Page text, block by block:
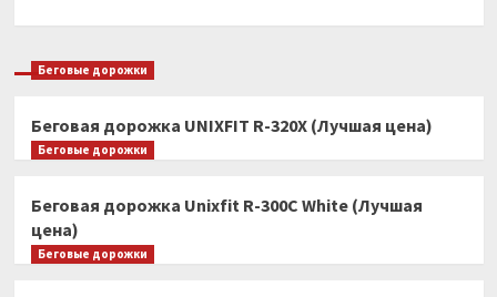
Беговые дорожки
Беговая дорожка UNIXFIT R-320X (Лучшая цена)
Беговые дорожки
Беговая дорожка Unixfit R-300C White (Лучшая
цена)
Беговые дорожки